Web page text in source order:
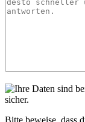
Bitte beweise, dass